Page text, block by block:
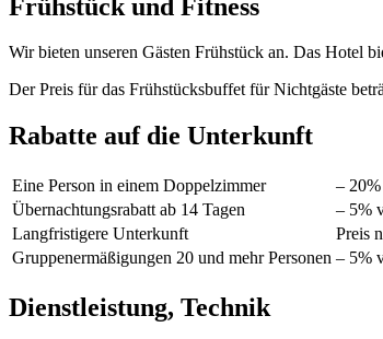
Frühstück und Fitness
Wir bieten unseren Gästen Frühstück an. Das Hotel
Der Preis für das Frühstücksbuffet für Nichtgäste
Rabatte auf die Unterkunft
Eine Person in einem Doppelzimmer
–
Übernachtungsrabatt ab 14 Tagen
– 5%
Langfristigere Unterkunft
Preis
Gruppenermäßigungen 20 und mehr Personen – 5%
Dienstleistung, Technik